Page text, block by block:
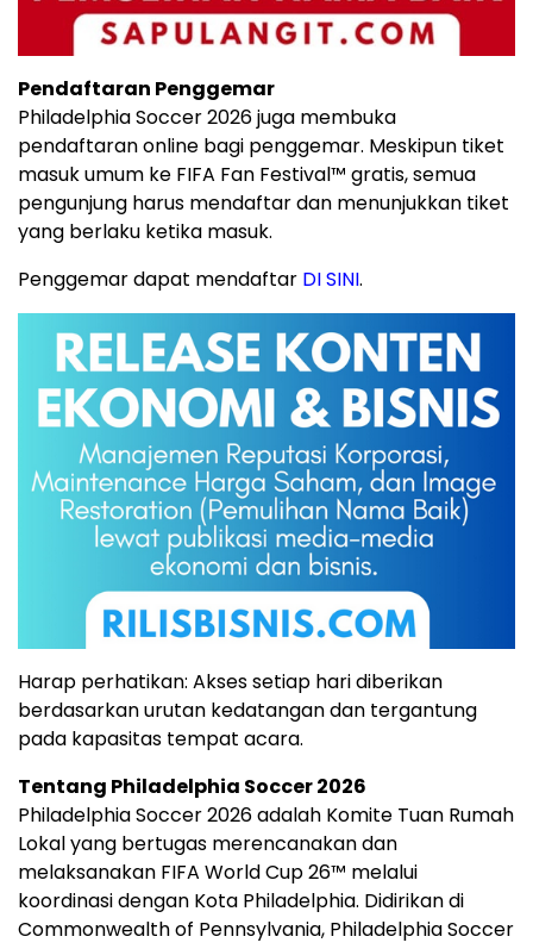
Pendaftaran Penggemar
Philadelphia Soccer 2026 juga membuka
pendaftaran online bagi penggemar. Meskipun tiket
masuk umum ke FIFA Fan Festival™ gratis, semua
pengunjung harus mendaftar dan menunjukkan tiket
yang berlaku ketika masuk.
Penggemar dapat mendaftar DI SINI.
Harap perhatikan: Akses setiap hari diberikan
berdasarkan urutan kedatangan dan tergantung
pada kapasitas tempat acara.
Tentang Philadelphia Soccer 2026
Philadelphia Soccer 2026 adalah Komite Tuan Rumah
Lokal yang bertugas merencanakan dan
melaksanakan FIFA World Cup 26™ melalui
koordinasi dengan Kota Philadelphia. Didirikan di
Commonwealth of Pennsylvania, Philadelphia Soccer